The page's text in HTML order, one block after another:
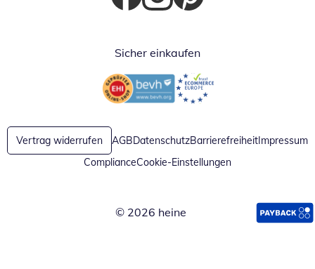
Öffnet in neuem Fenster
Öffnet in neuem Fenster
Öffnet in neuem Fenster
Sicher einkaufen
Öffnet in neuem FensterÖffnet in neuem Fenster
Vertrag widerrufen AGBDatenschutzBarrierefreiheitImpressum
ComplianceCookie-Einstellungen
© 2026 heine